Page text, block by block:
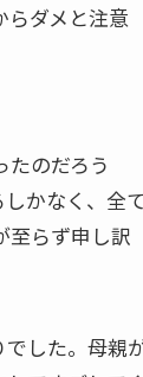
らダメと注意
のだろう
かなく、全
至らず申し訳
でした。母親